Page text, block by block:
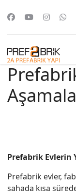
Prefabrik Evlerin
Prefabrik evler,
sahada kısa